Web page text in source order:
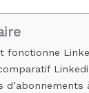
fonctionne
d’abonnements